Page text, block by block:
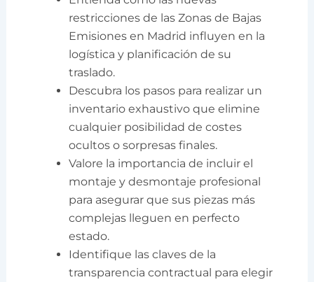
restricciones de las Zonas de Bajas
Emisiones en Madrid influyen en la
logística y planificación de su
traslado.
Descubra los pasos para realizar un
inventario exhaustivo que elimine
cualquier posibilidad de costes
ocultos o sorpresas finales.
Valore la importancia de incluir el
montaje y desmontaje profesional
para asegurar que sus piezas más
complejas lleguen en perfecto
estado.
Identifique las claves de la
transparencia contractual para elegir